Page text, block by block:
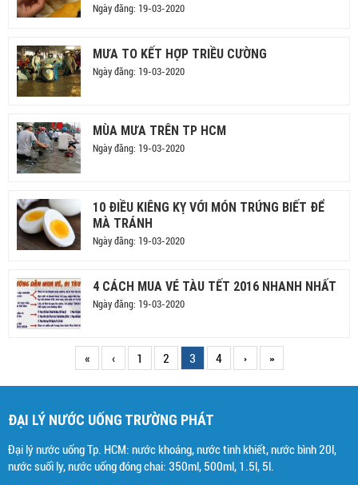
Ngày đăng: 19-03-2020
MƯA TO KẾT HỢP TRIỀU CƯỜNG
Ngày đăng: 19-03-2020
MÙA MƯA TRÊN TP HCM
Ngày đăng: 19-03-2020
10 ĐIỀU KIÊNG KỴ VỚI MÓN TRỨNG BIẾT ĐỂ
MÀ TRÁNH
Ngày đăng: 19-03-2020
4 CÁCH MUA VÉ TÀU TẾT 2016 NHANH NHẤT
Ngày đăng: 19-03-2020
« ‹ 1 2 3 4 › »
ĐẠI LÝ NƯỚC UỐNG TRƯỜNG PHÁT
Đại lý nước uống Tp. HCM: nước khoáng, nước tinh khiết, nước bình 20l,
nước suối ly, nước uống đóng chai: 350ml, 500ml, 1.5l, 5l.